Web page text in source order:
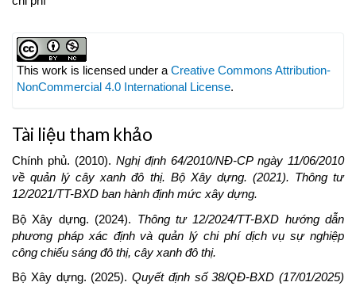
Article
Details
This work is licensed under a Creative Commons Attribution-
NonCommercial 4.0 International License.
Tài liệu tham khảo
Chính phủ. (2010). Nghị định 64/2010/NĐ-CP ngày 11/06/2010
về quản lý cây xanh đô thị. Bộ Xây dựng. (2021). Thông tư
12/2021/TT-BXD ban hành định mức xây dựng.
Bộ Xây dựng. (2024). Thông tư 12/2024/TT-BXD hướng dẫn
phương pháp xác định và quản lý chi phí dịch vụ sự nghiệp
công chiếu sáng đô thị, cây xanh đô thị.
Bộ Xây dựng. (2025). Quyết định số 38/QĐ-BXD (17/01/2025)